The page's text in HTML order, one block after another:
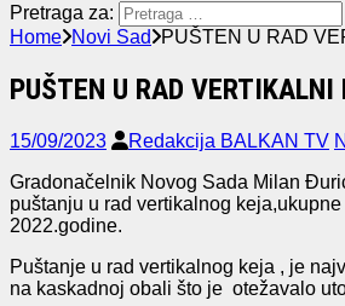
Pretraga za:
Home Novi Sad PUŠTEN U RAD
PUŠTEN U RAD
15/09/2023 Redakcija BALKAN TV
Gradonačelnik Novog Sada Milan
puštanju u rad vertikalnog
2022.godine.
Puštanje u rad vertikalnog keja , je
na kaskadnoj obali što je otežavalo